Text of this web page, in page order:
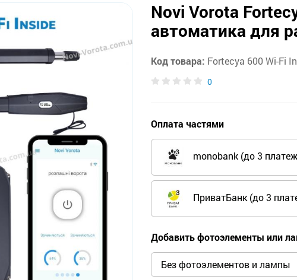
Novi Vorota
автоматика для
Код товара: Fortecya 600 Wi-Fi
0
Оплата частями
monobank (до 3
ПриватБанк (до 3
Добавить фотоэлементы или
Без фотоэлементов и лампы